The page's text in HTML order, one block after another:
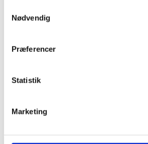
Nødvendig
Præferencer
Statistik
Marketing
Hurtig levering fra kun 59 kr.
Mere end 10.000 produkter på lager
og god rådgivning siden 1976